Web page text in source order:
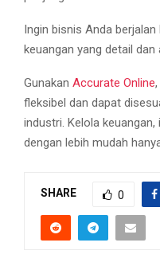
Ingin bisnis Anda
keuangan yang detail dan
Gunakan Accurate Online
fleksibel dan dapat
industri. Kelola
dengan lebih mudah
SHARE 0